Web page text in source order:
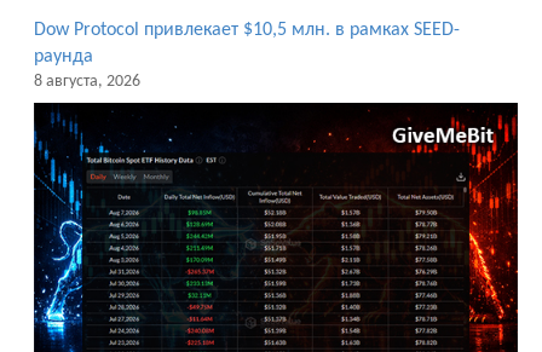
Dow Protocol привлекает $10,5 млн. в рамках SEED-
раунда
8 августа, 2026